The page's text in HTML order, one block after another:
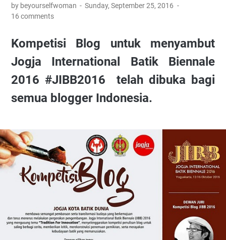
by beyourselfwoman
Sunday, September 25, 2016
16 comments
Kompetisi Blog untuk menyambut
Jogja International Batik Biennale
2016 #JIBB2016 telah dibuka bagi
semua blogger Indonesia.